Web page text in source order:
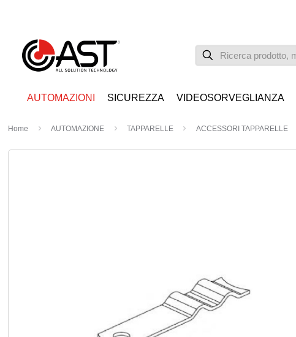
AUTOMAZIONI SICUREZZA VIDEOSORVEGLIANZA
Home AUTOMAZIONE TAPPARELLE ACCESSORI TAPPARELLE